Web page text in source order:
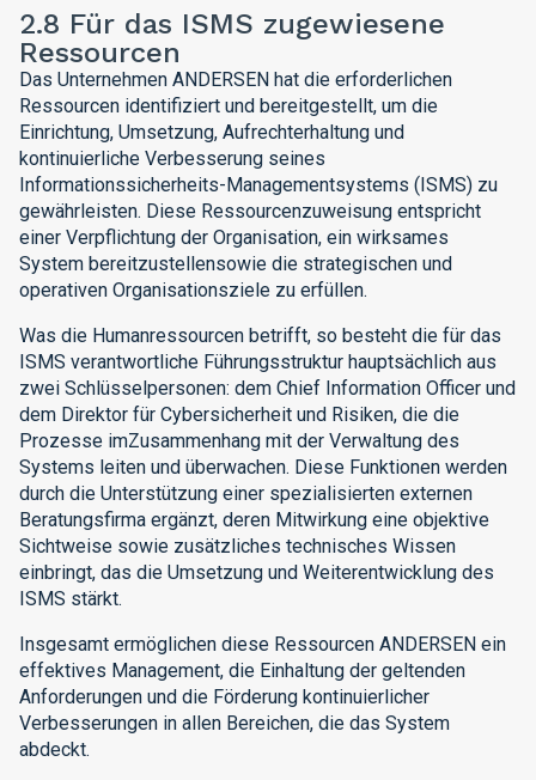
2.8 Für das ISMS zugewiesene
Ressourcen
Das Unternehmen ANDERSEN hat die erforderlichen
Ressourcen identifiziert und bereitgestellt, um die
Einrichtung, Umsetzung, Aufrechterhaltung und
kontinuierliche Verbesserung seines
Informationssicherheits-Managementsystems (ISMS) zu
gewährleisten. Diese Ressourcenzuweisung entspricht
einer Verpflichtung der Organisation, ein wirksames
System bereitzustellensowie die strategischen und
operativen Organisationsziele zu erfüllen.
Was die Humanressourcen betrifft, so besteht die für das
ISMS verantwortliche Führungsstruktur hauptsächlich aus
zwei Schlüsselpersonen: dem Chief Information Officer und
dem Direktor für Cybersicherheit und Risiken, die die
Prozesse imZusammenhang mit der Verwaltung des
Systems leiten und überwachen. Diese Funktionen werden
durch die Unterstützung einer spezialisierten externen
Beratungsfirma ergänzt, deren Mitwirkung eine objektive
Sichtweise sowie zusätzliches technisches Wissen
einbringt, das die Umsetzung und Weiterentwicklung des
ISMS stärkt.
Insgesamt ermöglichen diese Ressourcen ANDERSEN ein
effektives Management, die Einhaltung der geltenden
Anforderungen und die Förderung kontinuierlicher
Verbesserungen in allen Bereichen, die das System
abdeckt.